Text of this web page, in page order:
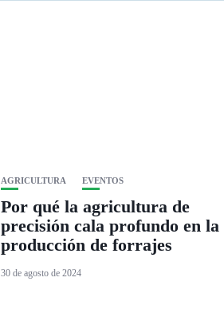
AGRICULTURA EVENTOS
Por qué la agricultura de
precisión cala profundo en la
producción de forrajes
30 de agosto de 2024